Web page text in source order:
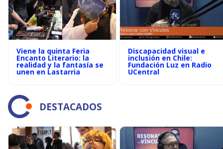
Viene la quinta Feria
Encanto Literario: la
realidad y la fantasía se
unen en Lastarria
Discapacidad visual e
inclusión en Chile:
Fundación Luz en Radio
UCentral
DESTACADOS